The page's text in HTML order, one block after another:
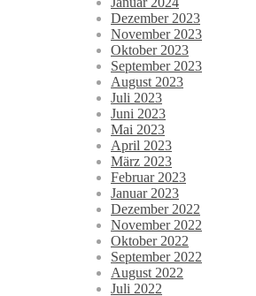
Dezember 2023
November 2023
Oktober 2023
September 2023
August 2023
Juli 2023
Juni 2023
Mai 2023
April 2023
März 2023
Februar 2023
Januar 2023
Dezember 2022
November 2022
Oktober 2022
September 2022
August 2022
Juli 2022